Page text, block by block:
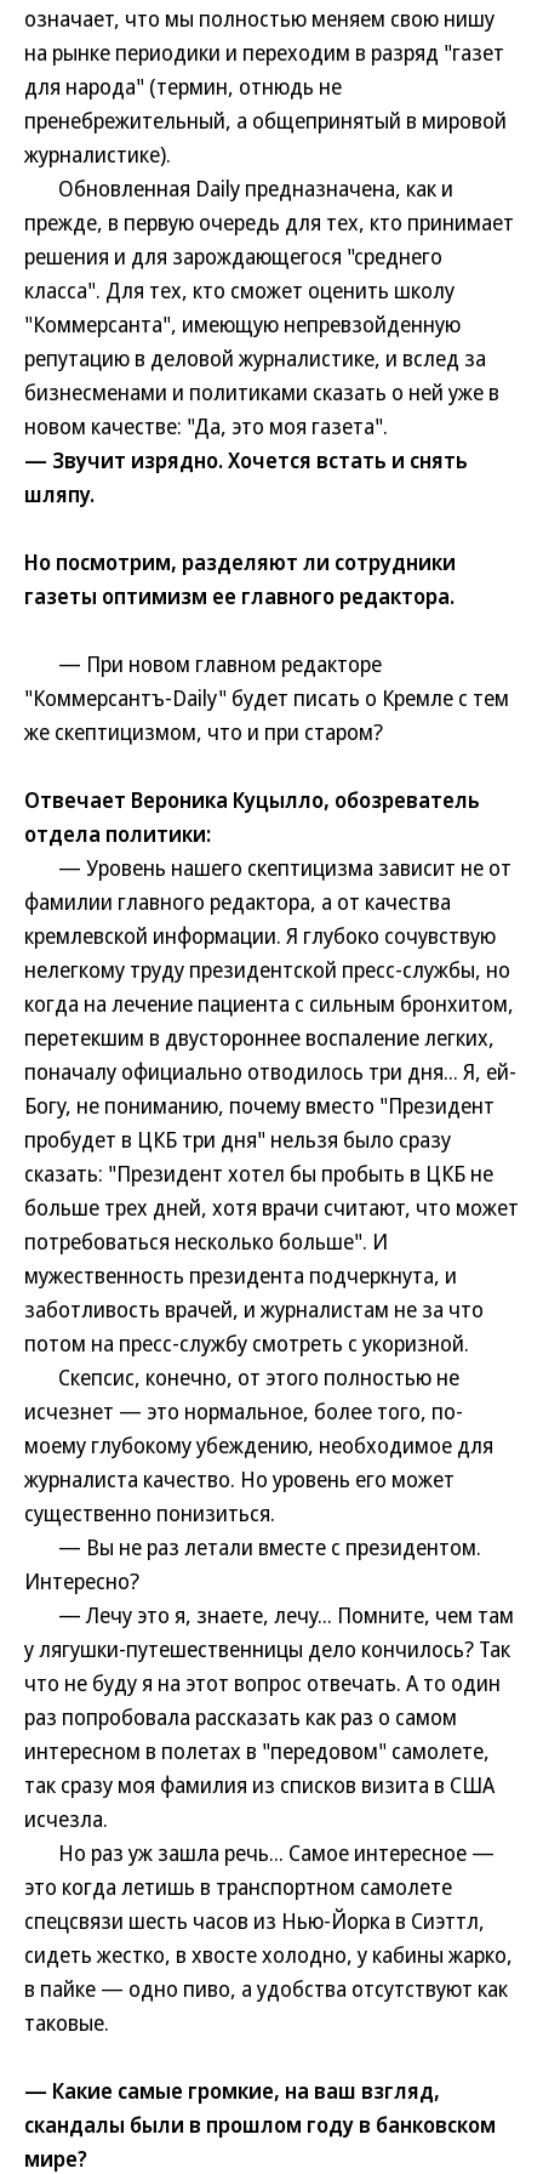
означает, что мы полностью меняем свою нишу
на рынке периодики и переходим в разряд "газет
для народа" (термин, отнюдь не
пренебрежительный, а общепринятый в мировой
журналистике).
Обновленная Daily предназначена, как и
прежде, в первую очередь для тех, кто принимает
решения и для зарождающегося "среднего
класса". Для тех, кто сможет оценить школу
"Коммерсанта", имеющую непревзойденную
репутацию в деловой журналистике, и вслед за
бизнесменами и политиками сказать о ней уже в
новом качестве: "Да, это моя газета".
— Звучит изрядно. Хочется встать и снять
шляпу.
Но посмотрим, разделяют ли сотрудники
газеты оптимизм ее главного редактора.
— При новом главном редакторе
"Коммерсантъ-Daily" будет писать о Кремле с тем
же скептицизмом, что и при старом?
Отвечает Вероника Куцылло, обозреватель
отдела политики:
— Уровень нашего скептицизма зависит не от
фамилии главного редактора, а от качества
кремлевской информации. Я глубоко сочувствую
нелегкому труду президентской пресс-службы, но
когда на лечение пациента с сильным бронхитом,
перетекшим в двустороннее воспаление легких,
поначалу официально отводилось три дня... Я, ей-
Богу, не пониманию, почему вместо "Президент
пробудет в ЦКБ три дня" нельзя было сразу
сказать: "Президент хотел бы пробыть в ЦКБ не
больше трех дней, хотя врачи считают, что может
потребоваться несколько больше". И
мужественность президента подчеркнута, и
заботливость врачей, и журналистам не за что
потом на пресс-службу смотреть с укоризной.
Скепсис, конечно, от этого полностью не
исчезнет — это нормальное, более того, по-
моему глубокому убеждению, необходимое для
журналиста качество. Но уровень его может
существенно понизиться.
— Вы не раз летали вместе с президентом.
Интересно?
— Лечу это я, знаете, лечу... Помните, чем там
у лягушки-путешественницы дело кончилось? Так
что не буду я на этот вопрос отвечать. А то один
раз попробовала рассказать как раз о самом
интересном в полетах в "передовом" самолете,
так сразу моя фамилия из списков визита в США
исчезла.
Но раз уж зашла речь... Самое интересное —
это когда летишь в транспортном самолете
спецсвязи шесть часов из Нью-Йорка в Сиэттл,
сидеть жестко, в хвосте холодно, у кабины жарко,
в пайке — одно пиво, а удобства отсутствуют как
таковые.
— Какие самые громкие, на ваш взгляд,
скандалы были в прошлом году в банковском
мире?